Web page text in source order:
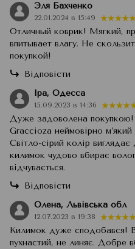
Эля Бахченко
22.01.2024 в 15:49
Отличный коврик! Мягкий,
впитывает влагу. Не
покупкой!
Відповісти
Іра, Одесса
15.09.2023 в 14:36
Дуже задоволена покупкою!
Graccioza неймовірно
Світло-сірий колір
килимок чудово вбирає
відчувається.
Відповісти
Олена, Львівська обл
12.07.2023 в 19:38
Килимок дуже сподобався!
пухнастий, не линяє. Добре